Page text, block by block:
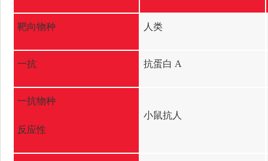
靶向物种 人类
一抗 抗蛋白 A
一抗物种
反应性
小鼠抗人